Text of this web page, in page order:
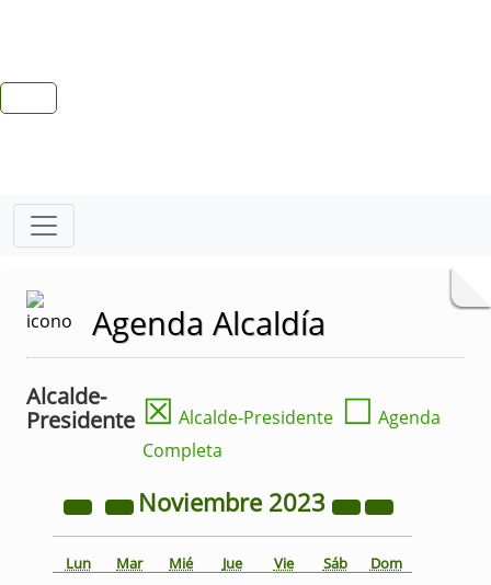
Agenda Alcaldía
Alcalde-
Presidente ☒ Alcalde-Presidente ☐ Agenda
Completa
Noviembre 2023
Lun Mar Mié Jue Vie Sáb Dom